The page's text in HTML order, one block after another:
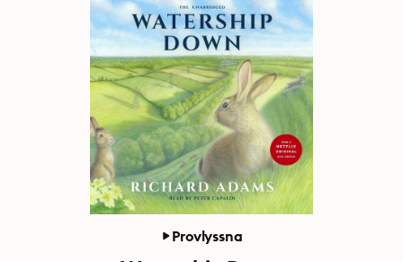
Provlyssna